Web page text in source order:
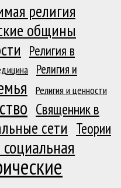
религия
общины
Религия в
Религия и
Религия и ценности
Священник в
сети Теории